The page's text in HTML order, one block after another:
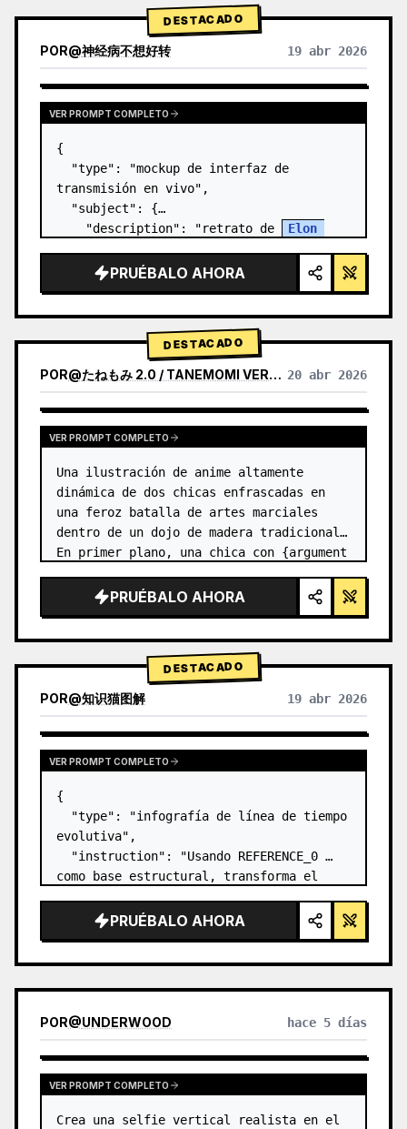
DESTACADO
POR@神经病不想好转 19 abr 2026
VER PROMPT COMPLETO
{
  "type": "mockup de interfaz de
transmisión en vivo",
  "subject": {
    "description": "retrato de
Elon
negra con un gráfico técnico esquemático
en blanco",
PRUÉBALO AHORA
DESTACADO
POR@たねもみ 2.0 / TANEMOMI VER2.0 20 abr 2026
VER PROMPT COMPLETO
Una ilustración de anime altamente
dinámica de dos chicas enfrascadas en
una feroz batalla de artes marciales
dentro de un dojo de madera tradicional.
En primer plano, una chica con {argument
negro en un moño alto con c…
PRUÉBALO AHORA
DESTACADO
POR@知识猫图解 19 abr 2026
VER PROMPT COMPLETO
{
  "type": "infografía de línea de tiempo
evolutiva",
  "instruction": "Usando REFERENCE_0
como base estructural, transforma el
3D altamente realista. Reemplaza las
rampas lisas por escalones de piedra
PRUÉBALO AHORA
POR@UNDERWOOD hace 5 días
VER PROMPT COMPLETO
Crea una selfie vertical realista en el